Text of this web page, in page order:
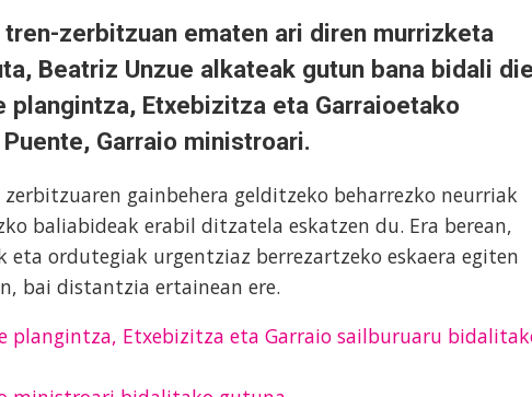
zerbitzuan ematen ari diren murrizketa
Beatriz Unzue alkateak gutun bana bidali
plangintza, Etxebizitza eta Garraioetako
Garraio ministroari.
gainbehera gelditzeko beharrezko neurriak
baliabideak erabil ditzatela eskatzen du. Era berean,
ordutegiak urgentziaz berrezartzeko eskaera egiten
bai distantzia ertainean ere.
plangintza, Etxebizitza eta Garraio sailburuaru